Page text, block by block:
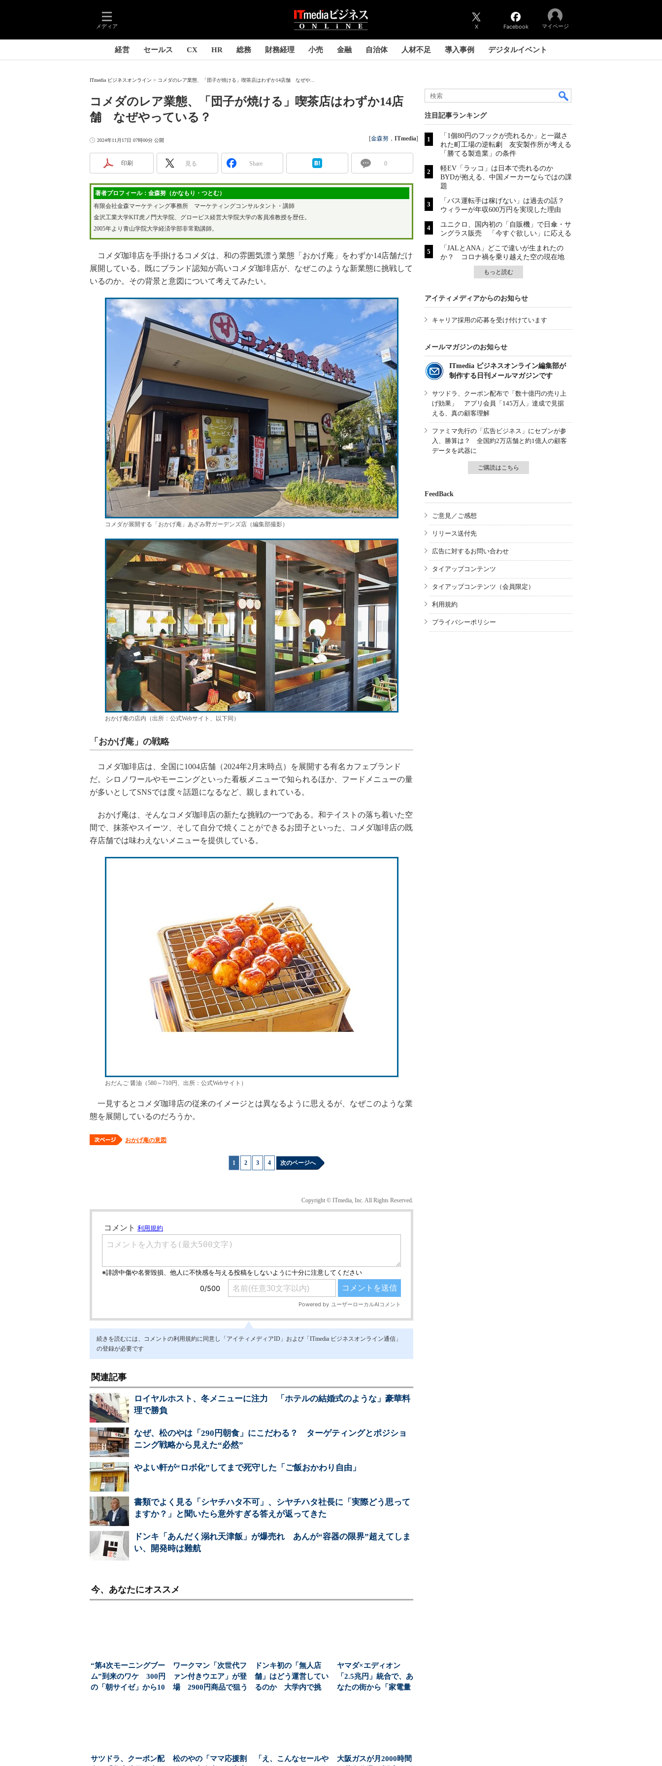
メディア X Facebook マイページ
経営 セールス CX HR 総務 財務経理 小売 金融 自治体 人材不足 導入事例 デジタルイベント
ITmedia ビジネスオンライン コメダのレア業態、「団子が焼ける」喫茶店はわずか14店舗 なぜや...
コメダのレア業態、「団子が焼ける」喫茶店はわずか14店
舗 なぜやっている？
2024年11月17日 07時00分 公開 [金森努 ， ITmedia]
印刷 見る Share 0
著者プロフィール：金森努（かなもり・つとむ）
有限会社金森マーケティング事務所 マーケティングコンサルタント・講師
金沢工業大学KIT虎ノ門大学院、グロービス経営大学院大学の客員准教授を歴任。
2005年より青山学院大学経済学部非常勤講師。
コメダ珈琲店を手掛けるコメダは、和の雰囲気漂う業態「おかげ庵」をわずか14店舗だけ
展開している。既にブランド認知が高いコメダ珈琲店が、なぜこのような新業態に挑戦して
いるのか。その背景と意図について考えてみたい。
コメダが展開する「おかげ庵」あざみ野ガーデンズ店（編集部撮影）
おかげ庵の店内（出所：公式Webサイト、以下同）
「おかげ庵」の戦略
コメダ珈琲店は、全国に1004店舗（2024年2月末時点）を展開する有名カフェブランド
だ。シロノワールやモーニングといった看板メニューで知られるほか、フードメニューの量
が多いとしてSNSでは度々話題になるなど、親しまれている。
おかげ庵は、そんなコメダ珈琲店の新たな挑戦の一つである。和テイストの落ち着いた空
間で、抹茶やスイーツ、そして自分で焼くことができるお団子といった、コメダ珈琲店の既
存店舗では味わえないメニューを提供している。
おだんご 醤油（580～710円、出所：公式Webサイト）
一見するとコメダ珈琲店の従来のイメージとは異なるように思えるが、なぜこのような業
態を展開しているのだろうか。
おかげ庵の意図
1 2 3 4 次のページへ
Copyright © ITmedia, Inc. All Rights Reserved.
続きを読むには、コメントの利用規約に同意し「アイティメディアID」および「ITmedia ビジネスオンライン通信」
の登録が必要です
関連記事
ロイヤルホスト、冬メニューに注力 「ホテルの結婚式のような」豪華料
理で勝負
なぜ、松のやは「290円朝食」にこだわる？ ターゲティングとポジショ
ニング戦略から見えた“必然”
やよい軒が“ロボ化”してまで死守した「ご飯おかわり自由」
書類でよく見る「シヤチハタ不可」、シヤチハタ社長に「実際どう思って
ますか？」と聞いたら意外すぎる答えが返ってきた
ドンキ「あんだく溺れ天津飯」が爆売れ あんが“容器の限界”超えてしま
い、開発時は難航
今、あなたにオススメ
“第4次モーニングブー
ム”到来のワケ 300円
の「朝サイゼ」から10
ワークマン「次世代フ
ァン付きウエア」が登
場 2900円商品で狙う
ドンキ初の「無人店
舗」はどう運営してい
るのか 大学内で挑
ヤマダ×エディオン
「2.5兆円」統合で、あ
なたの街から「家電量
サツドラ、クーポン配
松のやの「ママ応援割
「え、こんなセールや
大阪ガスが月2000時間
注目記事ランキング
「1個80円のフックが売れるか」と一蹴さ
れた町工場の逆転劇 友安製作所が考える
「勝てる製造業」の条件
軽EV「ラッコ」は日本で売れるのか
BYDが抱える、中国メーカーならではの課
題
「バス運転手は稼げない」は過去の話？
ウィラーが年収600万円を実現した理由
ユニクロ、国内初の「自販機」で日傘・サ
ングラス販売 「今すぐ欲しい」に応える
「JALとANA」どこで違いが生まれたの
か？ コロナ禍を乗り越えた空の現在地
もっと読む
アイティメディアからのお知らせ
キャリア採用の応募を受け付けています
メールマガジンのお知らせ
ITmedia ビジネスオンライン編集部が
制作する日刊メールマガジンです
サツドラ、クーポン配布で「数十億円の売り上
げ効果」 アプリ会員「145万人」達成で見据
える、真の顧客理解
ファミマ先行の「広告ビジネス」にセブンが参
入、勝算は？ 全国約2万店舗と約1億人の顧客
データを武器に
ご購読はこちら
FeedBack
ご意見／ご感想
リリース送付先
広告に対するお問い合わせ
タイアップコンテンツ
タイアップコンテンツ（会員限定）
利用規約
プライバシーポリシー